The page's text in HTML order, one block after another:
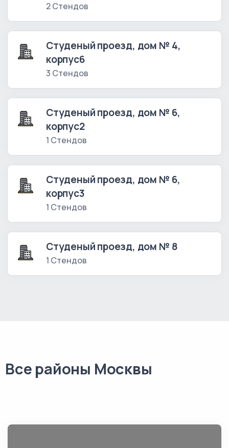
2 Стендов
Студеный проезд, дом № 4,
корпус6
3 Стендов
Студеный проезд, дом № 6,
корпус2
1 Стендов
Студеный проезд, дом № 6,
корпус3
1 Стендов
Студеный проезд, дом № 8
1 Стендов
Все районы Москвы